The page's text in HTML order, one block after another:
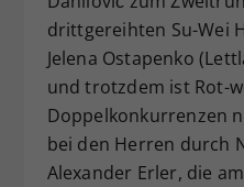
drittgereihten Su-Wei
Jelena Ostapenko
und trotzdem ist Rot-
Doppelkonkurrenzen
bei den Herren durch
Alexander Erler, die